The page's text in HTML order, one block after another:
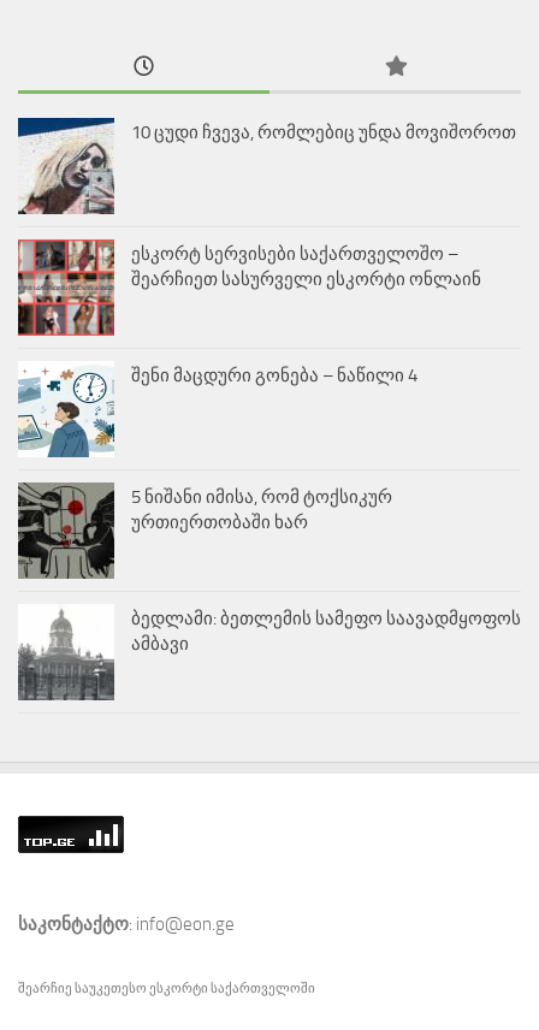
10 ცუდი ჩვევა, რომლებიც უნდა მოვიშოროთ
ესკორტ სერვისები საქართველოშო –
შეარჩიეთ სასურველი ესკორტი ონლაინ
შენი მაცდური გონება – ნაწილი 4
5 ნიშანი იმისა, რომ ტოქსიკურ
ურთიერთობაში ხარ
ბედლამი: ბეთლემის სამეფო საავადმყოფოს
ამბავი
საკონტაქტო: info@eon.ge
შეარჩიე საუკეთესო ესკორტი საქართველოში